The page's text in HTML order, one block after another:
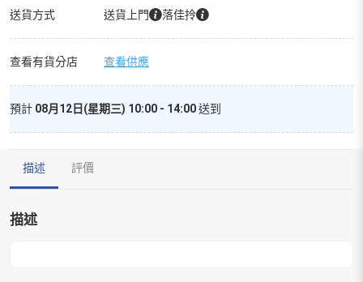
柑
２
０
＋
５
Ｍ
Ｌ
數
送貨方式 送貨上門 落佳拎
查看有貨分店 查看供應
預計 08月12日(星期三) 10:00 - 14:00送到
描述 評價
描述